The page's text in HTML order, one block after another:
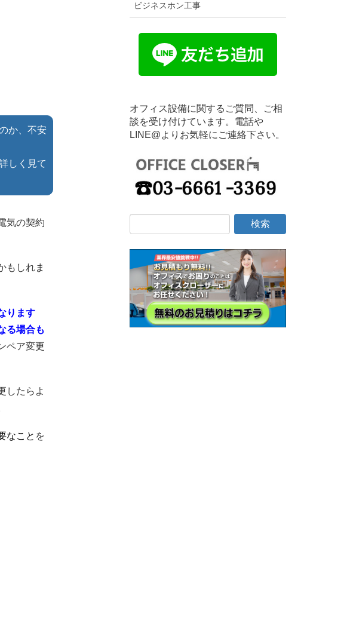
か、不安
しく見て
気の契約
もしれま
ります
る場合も
ペア変更
したらよ
なこと を
ビジネスホン工事
オフィス設備に関するご質問、ご相
談を受け付けています。電話や
LINE@よりお気軽にご連絡下さい。